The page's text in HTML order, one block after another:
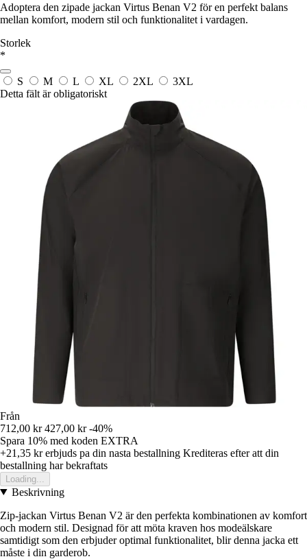
Adoptera den zipade jackan Virtus Benan V2 för en perfekt balans
mellan komfort, modern stil och funktionalitet i vardagen.
Storlek
*
S M L XL 2XL
3XL
Detta fält är obligatoriskt
Från
712,00 kr 427,00 kr -40%
Spara 10% med koden EXTRA
+21,35 krerbjuds pa din nasta bestallning Krediteras efter att din
bestallning har bekraftats
Loading...
Beskrivning
Zip-jackan Virtus Benan V2 är den perfekta kombinationen av komfort
och modern stil. Designad för att möta kraven hos modeälskare
samtidigt som den erbjuder optimal funktionalitet, blir denna jacka ett
måste i din garderob.